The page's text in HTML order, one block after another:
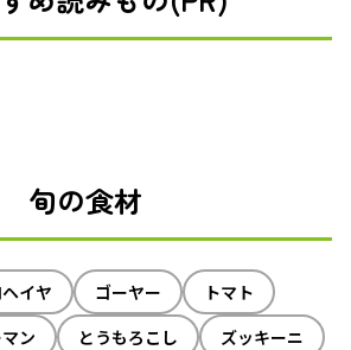
旬の食材
イヤ ゴーヤー
トマト
ン とうもろこし ズッキーニ